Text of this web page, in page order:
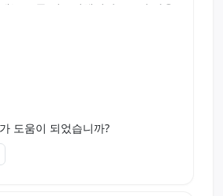
는 코를 찌르긴했지만 3~4번 사용
겨나가더군요 인내하고 사용하시
습니다
쪽이랑 가까워서 그런지모르겠
합니다 하지만 구불구불한부분
들었습니다
됬지만..)
니다 내부 돌기들이 특별히
것이 아니였지만 너무 리얼한 쾌
도움이 되었습니까?